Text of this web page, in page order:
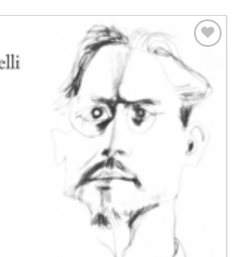
Aggiungi
alla lista
dei
desideri